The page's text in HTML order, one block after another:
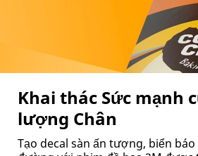
Khai thác Sức mạnh
lượng Chân
Tạo decal sàn ấn tượng, biển